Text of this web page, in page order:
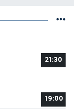
21:30
19:00